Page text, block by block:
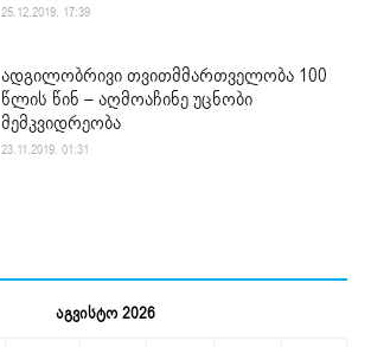
25.12.2019. 17:39
ადგილობრივი თვითმმართველობა 100
წლის წინ – აღმოაჩინე უცნობი
მემკვიდრეობა
23.11.2019. 01:31
აგვისტო 2026